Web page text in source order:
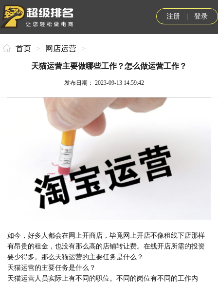
注册 | 登录
首页 > 网店运营 >
天猫运营主要做哪些工作？怎么做运营工作？
发布日期： 2023-09-13 14:59:42
如今，好多人都会在网上开商店，毕竟网上开店不像租线下店那样
有昂贵的租金，也没有那么高的店铺转让费。在线开店所需的投资
要少得多。那么天猫运营的主要任务是什么？
天猫运营的主要任务是什么？
天猫运营人员实际上有不同的职位。不同的岗位有不同的工作内